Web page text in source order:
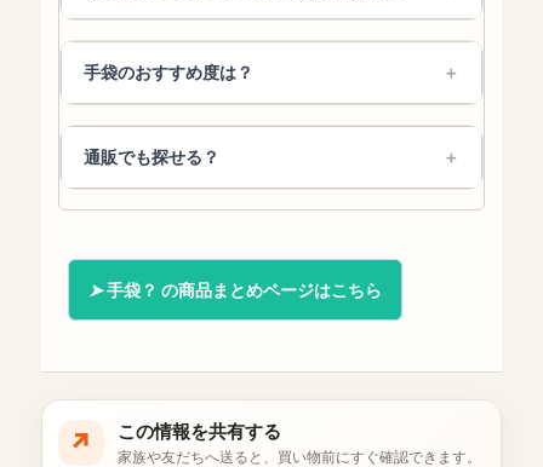
手袋のおすすめ度は？
通販でも探せる？
手袋？ の商品まとめページはこちら
↗ この情報を共有する
家族や友だちへ送ると、買い物前にすぐ確認できます。